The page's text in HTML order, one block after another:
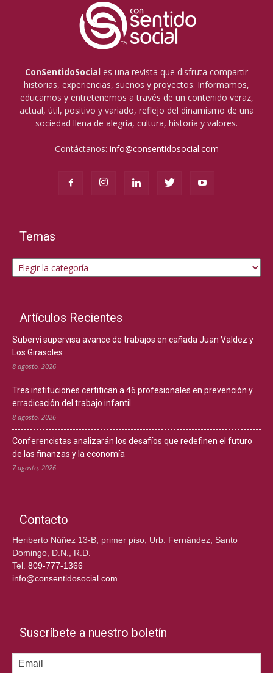
ConSentidoSocial es una revista que disfruta compartir
historias, experiencias, sueños y proyectos. Informamos,
educamos y entretenemos a través de un contenido veraz,
actual, útil, positivo y variado, reflejo del dinamismo de una
sociedad llena de alegría, cultura, historia y valores.
Contáctanos: info@consentidosocial.com
Temas
Temas
Artículos Recientes
Suberví supervisa avance de trabajos en cañada Juan Valdez y
Los Girasoles
8 agosto, 2026
Tres instituciones certifican a 46 profesionales en prevención y
erradicación del trabajo infantil
8 agosto, 2026
Conferencistas analizarán los desafíos que redefinen el futuro
de las finanzas y la economía
7 agosto, 2026
Contacto
Heriberto Núñez 13-B, primer piso, Urb. Fernández, Santo
Domingo, D.N., R.D.
Tel. 809-777-1366
info@consentidosocial.com
Suscríbete a nuestro boletín